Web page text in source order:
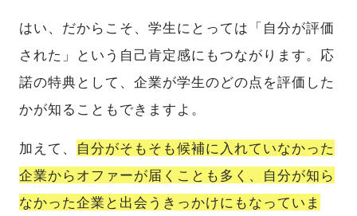
はい、だからこそ、学生にとっては「自分が評価
された」という自己肯定感にもつながります。応
諾の特典として、企業が学生のどの点を評価した
かが知ることもできますよ。
加えて、 自分がそもそも候補に入れていなかった
企業からオファーが届くことも多く、自分が知ら
なかった企業と出会うきっかけにもなっていま